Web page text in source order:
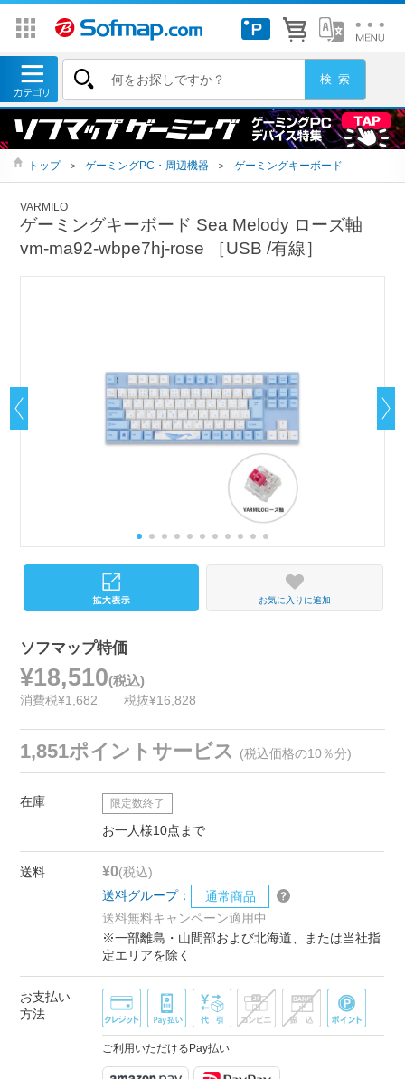
トップ ＞ ゲーミングPC・周辺機器 ＞ ゲーミングキーボード
VARMILO
ゲーミングキーボード Sea Melody ローズ軸
vm-ma92-wbpe7hj-rose ［USB /有線］
お気に入りに追加
ソフマップ特価
¥18,510(税込)
消費税¥1,682 税抜¥16,828
1,851ポイントサービス (税込価格の10％分)
在庫 限定数終了
お一人様10点まで
送料 ¥0(税込)
送料グループ：
通常商品
送料無料キャンペーン適用中
※一部離島・山間部および北海道、または当社指
定エリアを除く
お支払い
方法
ご利用いただけるPay払い